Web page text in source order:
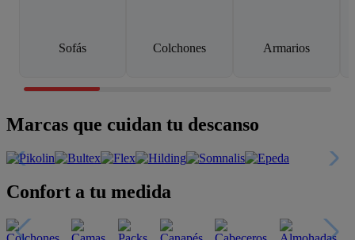
Sofás Colchones Armarios
Marcas que cuidan tu descanso
Confort a tu medida